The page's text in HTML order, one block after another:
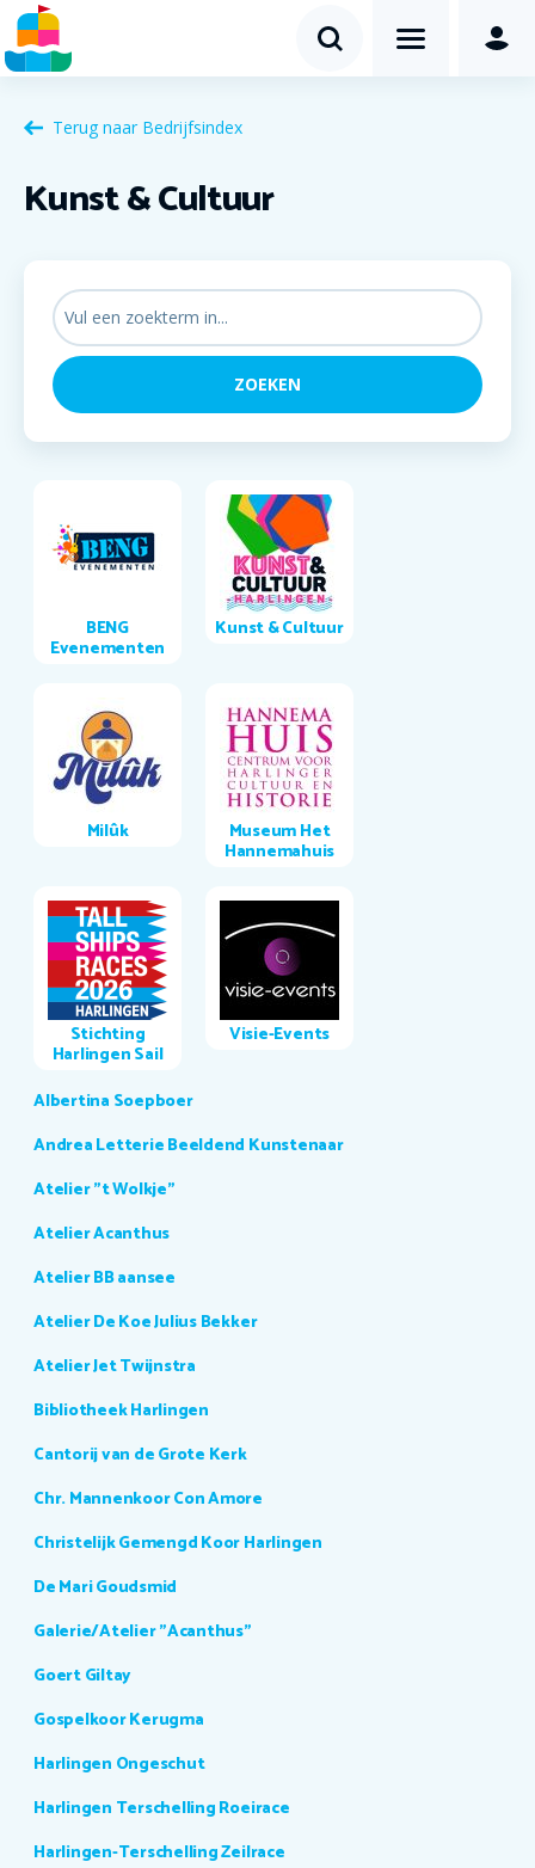
Terug naar Bedrijfsindex
Kunst & Cultuur
BENG
Evenementen
Kunst & Cultuur
Milûk Museum Het
Hannemahuis
Stichting
Harlingen Sail
Visie-Events
Albertina Soepboer
Andrea Letterie Beeldend Kunstenaar
Atelier "t Wolkje"
Atelier Acanthus
Atelier BB aansee
Atelier De Koe Julius Bekker
Atelier Jet Twijnstra
Bibliotheek Harlingen
Cantorij van de Grote Kerk
Chr. Mannenkoor Con Amore
Christelijk Gemengd Koor Harlingen
De Mari Goudsmid
Galerie/Atelier "Acanthus"
Goert Giltay
Gospelkoor Kerugma
Harlingen Ongeschut
Harlingen Terschelling Roeirace
Harlingen-Terschelling Zeilrace